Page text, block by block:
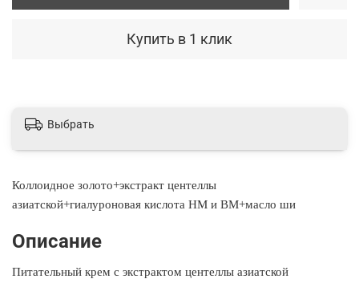
Купить в 1 клик
Выбрать
Коллоидное золото+экстракт центеллы
азиатской+гиалуроновая кислота НМ и ВМ+масло ши
Описание
Питательный крем с экстрактом центеллы азиатской